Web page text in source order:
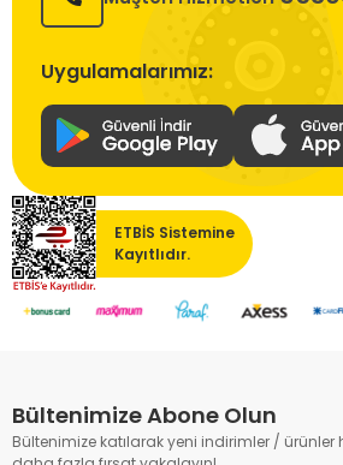
Uygulamalarımız:
ETBİS Sistemine
Kayıtlıdır.
Bültenimize Abone Olun
Bültenimize katılarak yeni indirimler / ürünler